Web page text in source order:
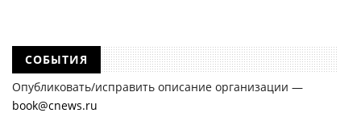
СОБЫТИЯ
Опубликовать/исправить описание организации —
book@cnews.ru